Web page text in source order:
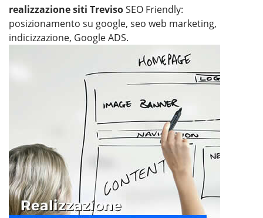
realizzazione siti TrevisoSEO Friendly:
posizionamento su google, seo web marketing,
indicizzazione, Google ADS.